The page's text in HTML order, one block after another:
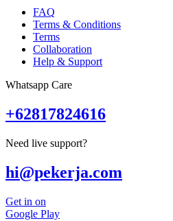
FAQ
Terms & Conditions
Terms
Collaboration
Help & Support
Whatsapp Care
+62817824616
Need live support?
hi@pekerja.com
Get in on
Google Play